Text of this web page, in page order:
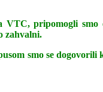
pripomogli
zahvalni.
smo se